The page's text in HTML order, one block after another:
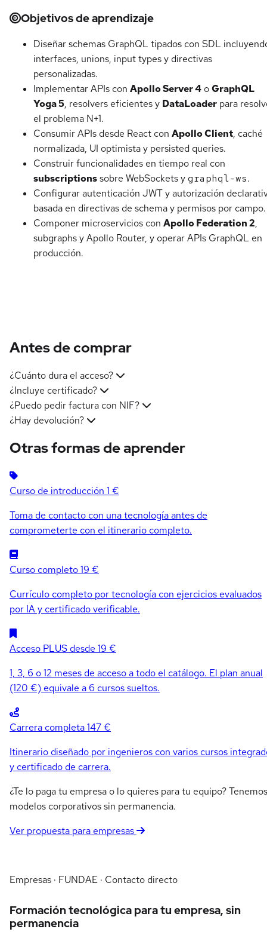
Objetivos de aprendizaje
Diseñar schemas GraphQL tipados con SDL
interfaces, unions, input types y directivas
personalizadas.
Implementar APIs con Apollo Server 4 oGraphQL
Yoga 5, resolvers eficientes y DataLoader para
el problema N+1.
Consumir APIs desde React con Apollo Client, caché
normalizada, UI optimista y persisted queries.
Construir funcionalidades en tiempo real con
subscriptionssobre WebSockets ygraphql-ws.
Configurar autenticación JWT y autorización
basada en directivas de schema y permisos por campo.
Componer microservicios con Apollo Federation 2,
subgraphs y Apollo Router, y operar APIs GraphQL en
producción.
Antes de comprar
¿Cuánto dura el acceso?
¿Incluye certificado?
¿Puedo pedir factura con NIF?
¿Hay devolución?
Otras formas de aprender
Curso de introducción 1 €
Toma de contacto con una tecnología antes de
comprometerte con el itinerario completo.
Curso completo19 €
Currículo completo por tecnología con ejercicios evaluados
por IA y certificado verificable.
Acceso PLUS desde 19 €
1, 3, 6 o 12 meses de acceso a todo el catálogo. El plan anual
(120 €) equivale a 6 cursos sueltos.
Carrera completa147 €
Itinerario diseñado por ingenieros con varios cursos
y certificado de carrera.
¿Te lo paga tu empresa o lo quieres para tu equipo? Tenemos
modelos corporativos sin permanencia.
Ver propuesta para empresas
Empresas · FUNDAE · Contacto directo
Formación tecnológica para tu empresa, sin
permanencia